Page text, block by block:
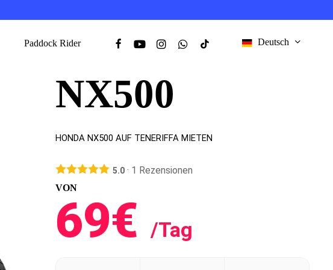
Paddock Rider FacebookYoutubeInstagramWhatsapp
Tiktok Deutsch
NX500
HONDA NX500 AUF TENERIFFA MIETEN
5.0· 1 Rezensionen
VON
69€ /Tag